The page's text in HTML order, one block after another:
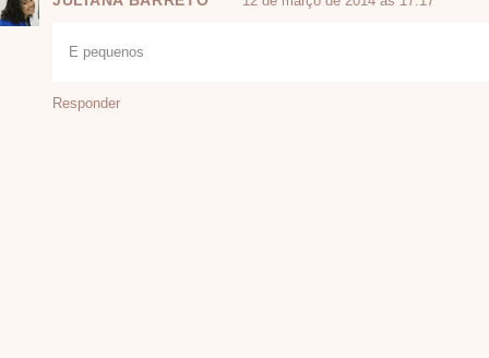
E pequenos
Responder